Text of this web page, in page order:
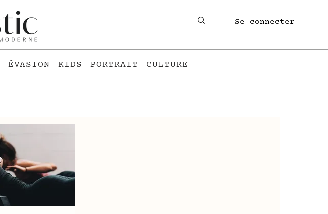
Se connecter
ÉVASION KIDS PORTRAIT CULTURE